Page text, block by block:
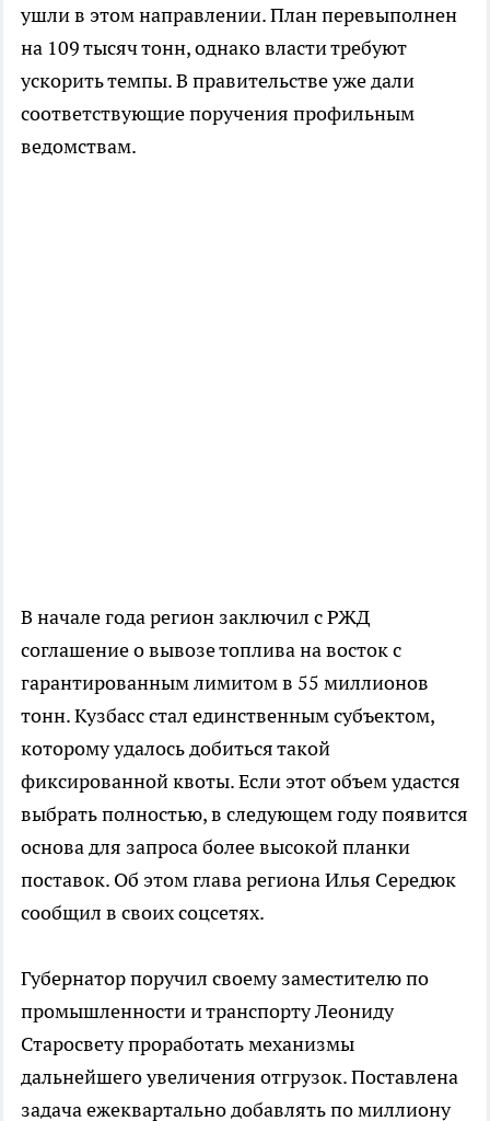
ушли в этом направлении. План перевыполнен
на 109 тысяч тонн, однако власти требуют
ускорить темпы. В правительстве уже дали
соответствующие поручения профильным
ведомствам.
В начале года регион заключил с РЖД
соглашение о вывозе топлива на восток с
гарантированным лимитом в 55 миллионов
тонн. Кузбасс стал единственным субъектом,
которому удалось добиться такой
фиксированной квоты. Если этот объем удастся
выбрать полностью, в следующем году появится
основа для запроса более высокой планки
поставок. Об этом глава региона Илья Середюк
сообщил в своих соцсетях.
Губернатор поручил своему заместителю по
промышленности и транспорту Леониду
Старосвету проработать механизмы
дальнейшего увеличения отгрузок. Поставлена
задача ежеквартально добавлять по миллиону